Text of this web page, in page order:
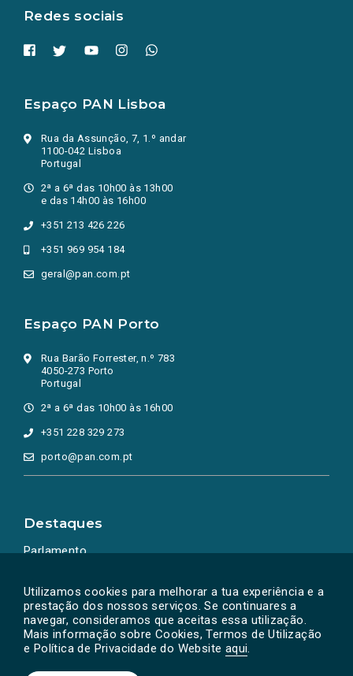
Utilizamos cookies para melhorar a tua experiência e a
prestação dos nossos serviços. Se continuares a
navegar, consideramos que aceitas essa utilização.
Mais informação sobre Cookies, Termos de Utilização
e Política de Privacidade do Website aqui.
Redes sociais
Espaço PAN Lisboa
Rua da Assunção, 7, 1.º andar
1100-042 Lisboa
Portugal
2ª a 6ª das 10h00 às 13h00
e das 14h00 às 16h00
+351 213 426 226
+351 969 954 184
geral@pan.com.pt
Espaço PAN Porto
Rua Barão Forrester, n.º 783
4050-273 Porto
Portugal
2ª a 6ª das 10h00 às 16h00
+351 228 329 273
porto@pan.com.pt
Destaques
Parlamento